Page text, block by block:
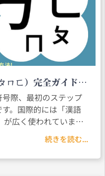
ㄇㄈ）完全ガイド：
スターする方法
際、最初のステップ
。国際的には「漢語
広く使われています
／Bopomofo）」
国人が注音符号を学ぶ
続きを読む...